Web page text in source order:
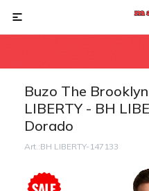

Buzo The
LIBERTY - BH
Dorado
BH LIBERTY-147133